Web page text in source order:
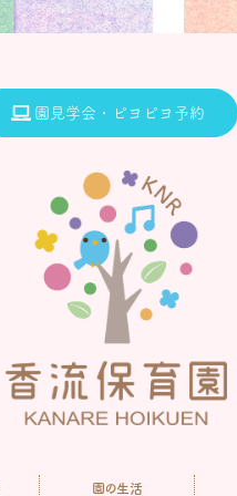
園見学会・ピヨピヨ予約
園の生活